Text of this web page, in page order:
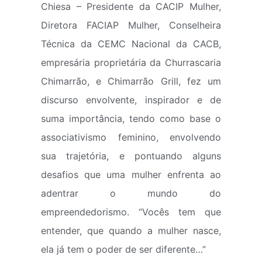
Chiesa – Presidente da CACIP Mulher,
Diretora FACIAP Mulher, Conselheira
Técnica da CEMC Nacional da CACB,
empresária proprietária da Churrascaria
Chimarrão, e Chimarrão Grill, fez um
discurso envolvente, inspirador e de
suma importância, tendo como base o
associativismo feminino, envolvendo
sua trajetória, e pontuando alguns
desafios que uma mulher enfrenta ao
adentrar o mundo do
empreendedorismo. “Vocês tem que
entender, que quando a mulher nasce,
ela já tem o poder de ser diferente…”